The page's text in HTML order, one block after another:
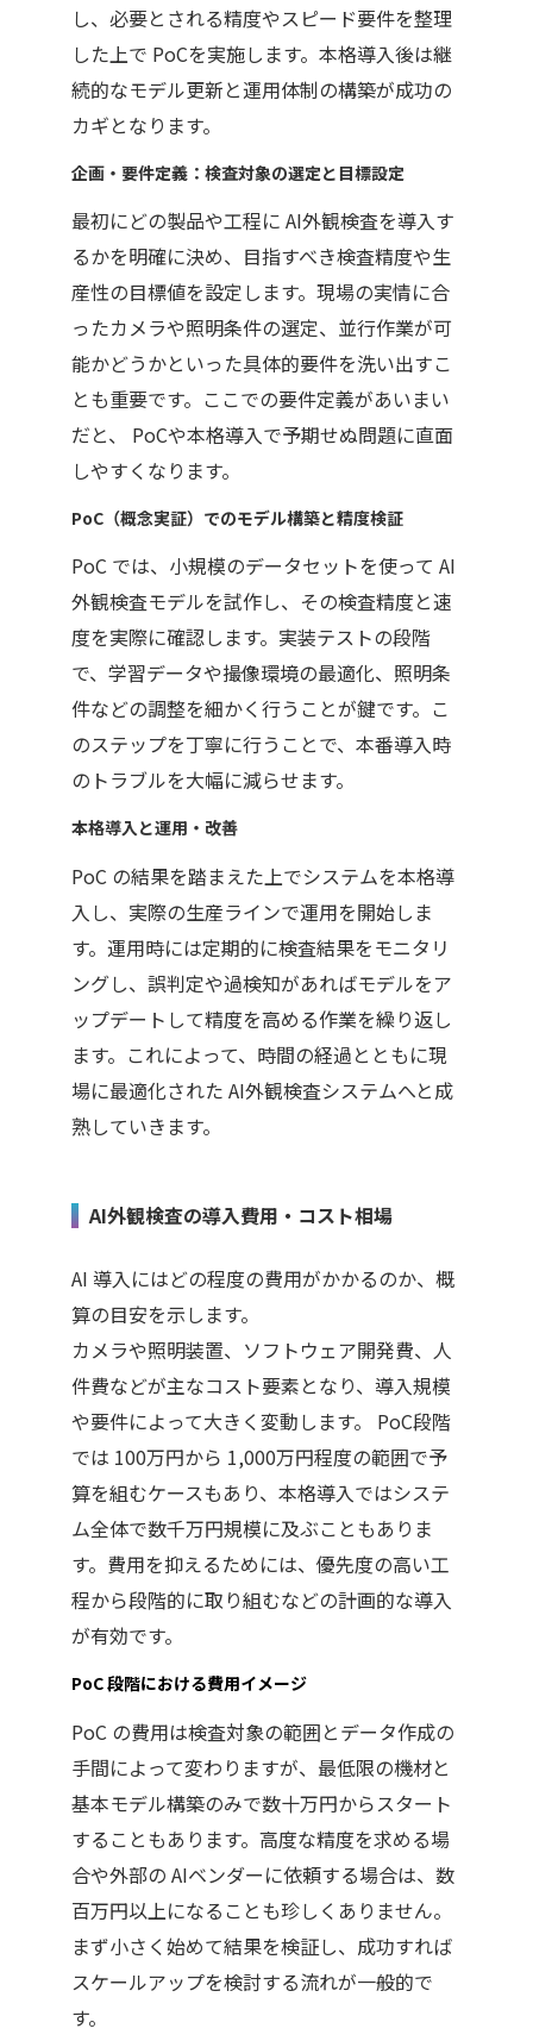
し、必要とされる精度やスピード要件を整理
した上で PoCを実施します。本格導入後は継
続的なモデル更新と運用体制の構築が成功の
カギとなります。
企画・要件定義：検査対象の選定と目標設定
最初にどの製品や工程に AI外観検査を導入す
るかを明確に決め、目指すべき検査精度や生
産性の目標値を設定します。現場の実情に合
ったカメラや照明条件の選定、並行作業が可
能かどうかといった具体的要件を洗い出すこ
とも重要です。ここでの要件定義があいまい
だと、 PoCや本格導入で予期せぬ問題に直面
しやすくなります。
PoC（概念実証）でのモデル構築と精度検証
PoC では、小規模のデータセットを使って AI
外観検査モデルを試作し、その検査精度と速
度を実際に確認します。実装テストの段階
で、学習データや撮像環境の最適化、照明条
件などの調整を細かく行うことが鍵です。こ
のステップを丁寧に行うことで、本番導入時
のトラブルを大幅に減らせます。
本格導入と運用・改善
PoC の結果を踏まえた上でシステムを本格導
入し、実際の生産ラインで運用を開始しま
す。運用時には定期的に検査結果をモニタリ
ングし、誤判定や過検知があればモデルをア
ップデートして精度を高める作業を繰り返し
ます。これによって、時間の経過とともに現
場に最適化された AI外観検査システムへと成
熟していきます。
AI外観検査の導入費用・コスト相場
AI 導入にはどの程度の費用がかかるのか、概
算の目安を示します。
カメラや照明装置、ソフトウェア開発費、人
件費などが主なコスト要素となり、導入規模
や要件によって大きく変動します。 PoC段階
では 100万円から 1,000万円程度の範囲で予
算を組むケースもあり、本格導入ではシステ
ム全体で数千万円規模に及ぶこともありま
す。費用を抑えるためには、優先度の高い工
程から段階的に取り組むなどの計画的な導入
が有効です。
PoC段階における費用イメージ
PoC の費用は検査対象の範囲とデータ作成の
手間によって変わりますが、最低限の機材と
基本モデル構築のみで数十万円からスタート
することもあります。高度な精度を求める場
合や外部の AIベンダーに依頼する場合は、数
百万円以上になることも珍しくありません。
まず小さく始めて結果を検証し、成功すれば
スケールアップを検討する流れが一般的で
す。